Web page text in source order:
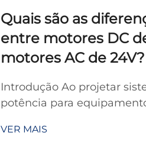
Quais são as
entre motores DC
motores AC de 24V?
Introdução Ao projetar
potência para
automação ou dispositivos
VER MAIS